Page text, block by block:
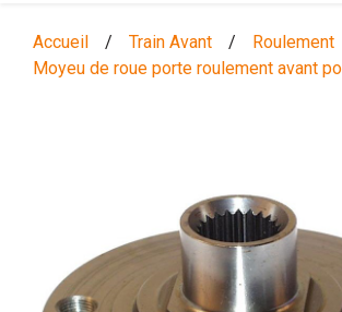
Accueil / Train Avant / Roulement
Moyeu de roue porte roulement avant